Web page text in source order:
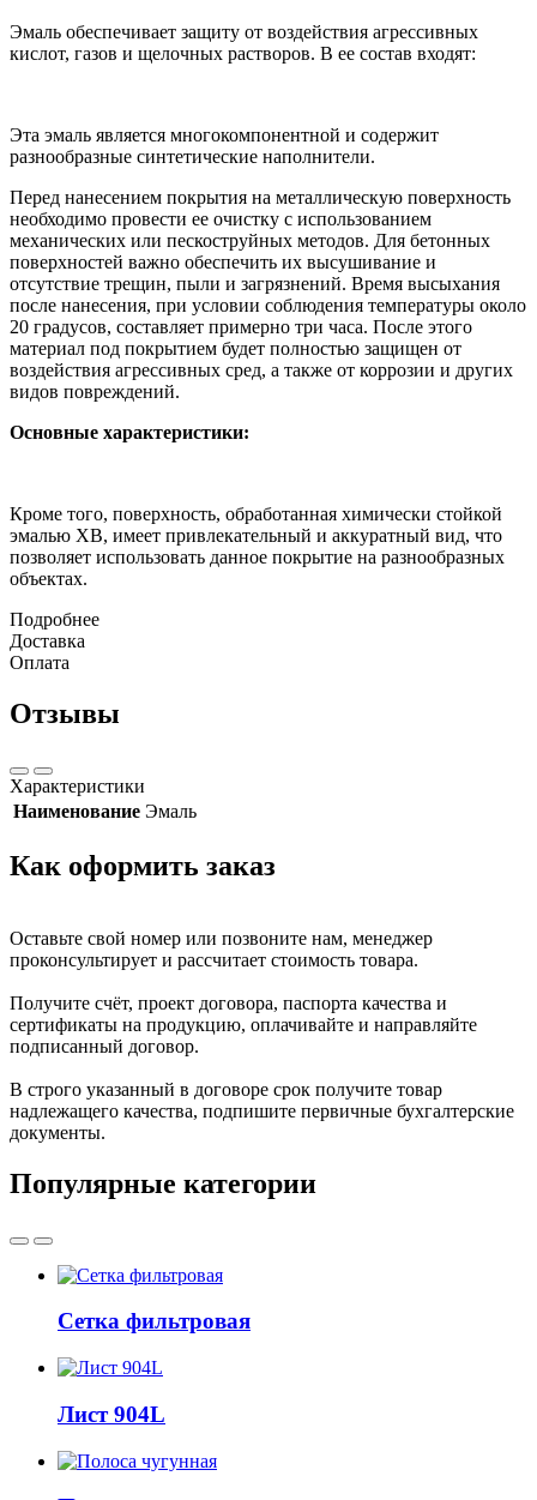
Эмаль обеспечивает защиту от воздействия агрессивных
кислот, газов и щелочных растворов. В ее состав входят:
Эта эмаль является многокомпонентной и содержит
разнообразные синтетические наполнители.
Перед нанесением покрытия на металлическую поверхность
необходимо провести ее очистку с использованием
механических или пескоструйных методов. Для бетонных
поверхностей важно обеспечить их высушивание и
отсутствие трещин, пыли и загрязнений. Время высыхания
после нанесения, при условии соблюдения температуры около
20 градусов, составляет примерно три часа. После этого
материал под покрытием будет полностью защищен от
воздействия агрессивных сред, а также от коррозии и других
видов повреждений.
Основные характеристики:
Кроме того, поверхность, обработанная химически стойкой
эмалью ХВ, имеет привлекательный и аккуратный вид, что
позволяет использовать данное покрытие на разнообразных
объектах.
Подробнее
Доставка
Оплата
Отзывы
Характеристики
Наименование Эмаль
Как оформить заказ
Оставьте свой номер или позвоните нам, менеджер
проконсультирует и рассчитает стоимость товара.
Получите счёт, проект договора, паспорта качества и
сертификаты на продукцию, оплачивайте и направляйте
подписанный договор.
В строго указанный в договоре срок получите товар
надлежащего качества, подпишите первичные бухгалтерские
документы.
Популярные категории
Сетка фильтровая
Лист 904L